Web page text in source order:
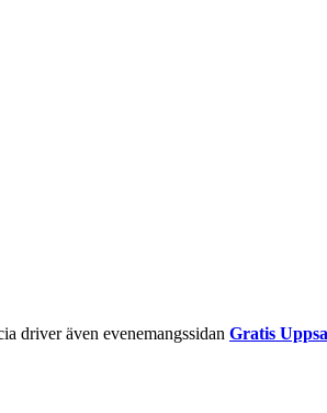
driver även evenemangssidan Gratis